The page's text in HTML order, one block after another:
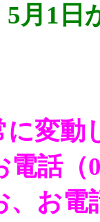
1日か
変動
話（
、お電